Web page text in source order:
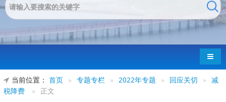
导航
当前位置： 首页 » 专题专栏 » 2022年专题 » 回应关切 » 减
税降费
» 正文